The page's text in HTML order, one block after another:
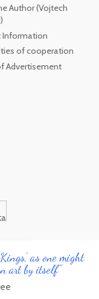
Author (Vojtech
Information
of cooperation
Advertisement
as one might
art by itself"